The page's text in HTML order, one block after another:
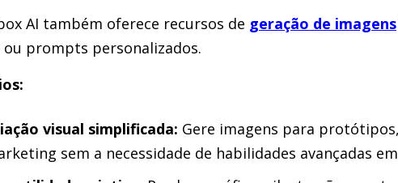
AI também oferece recursos de geração de imagens
prompts personalizados.
visual simplificada: Gere imagens para
sem a necessidade de habilidades avançadas